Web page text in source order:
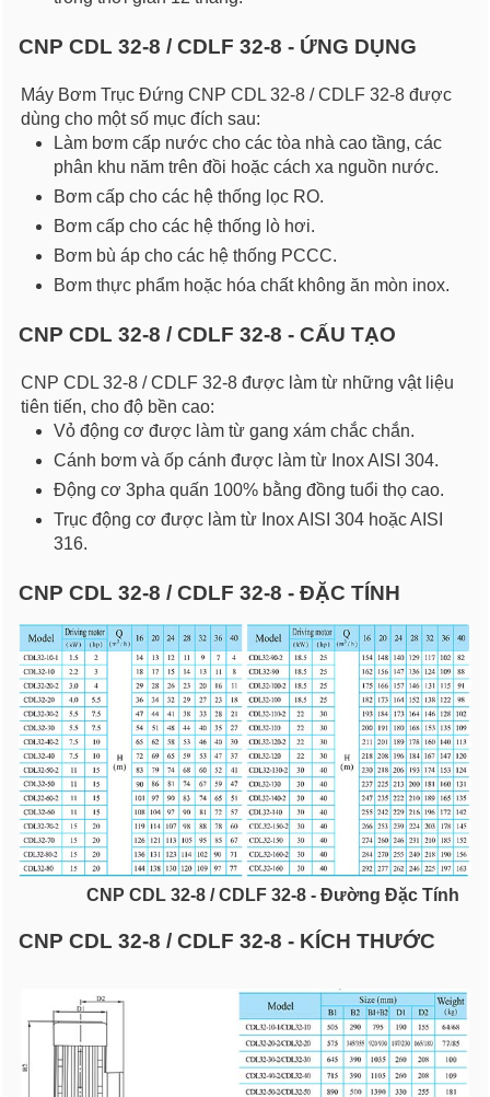
CNP CDL 32-8 / CDLF 32-8 - ỨNG DỤNG
Máy Bơm Trục Đứng CNP CDL 32-8 / CDLF 32-8 được
dùng cho một số mục đích sau:
Làm bơm cấp nước cho các tòa nhà cao tầng, các
phân khu năm trên đồi hoặc cách xa nguồn nước.
Bơm cấp cho các hệ thống lọc RO.
Bơm cấp cho các hệ thống lò hơi.
Bơm bù áp cho các hệ thống PCCC.
Bơm thực phẩm hoặc hóa chất không ăn mòn inox.
CNP CDL 32-8 / CDLF 32-8 - CẤU TẠO
CNP CDL 32-8 / CDLF 32-8 được làm từ những vật liệu
tiên tiến, cho độ bền cao:
Vỏ động cơ được làm từ gang xám chắc chắn.
Cánh bơm và ốp cánh được làm từ Inox AISI 304.
Động cơ 3pha quấn 100% bằng đồng tuổi thọ cao.
Trục động cơ được làm từ Inox AISI 304 hoặc AISI
316.
CNP CDL 32-8 / CDLF 32-8 - ĐẶC TÍNH
CNP CDL 32-8 / CDLF 32-8 - Đường Đặc Tính
CNP CDL 32-8 / CDLF 32-8 - KÍCH THƯỚC